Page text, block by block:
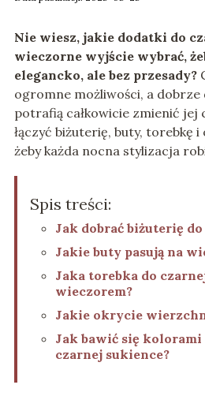
Nie wiesz, jakie dodatki do
wieczorne wyjściewybrać,
elegancko, ale bez przesady?
ogromne możliwości, a
potrafią całkowicie zmienić jej
łączyć biżuterię, buty, torebkę
żeby każda nocna stylizacja
Spis treści:
Jak dobrać biżuterię
Jakie buty pasują na
Jaka torebka do
wieczorem?
Jakie okrycie
Jak bawić się
czarnej sukience?